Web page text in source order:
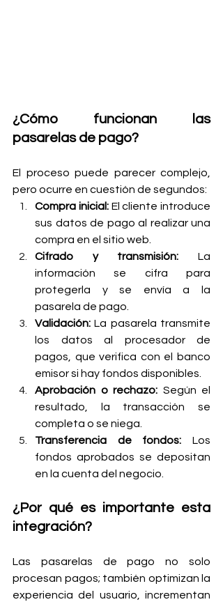
¿Cómo funcionan las
pasarelas de pago?
El proceso puede parecer complejo,
pero ocurre en cuestión de segundos:
Compra inicial: El cliente introduce
sus datos de pago al realizar una
compra en el sitio web.
Cifrado y transmisión: La
información se cifra para
protegerla y se envía a la
pasarela de pago.
Validación: La pasarela transmite
los datos al procesador de
pagos, que verifica con el banco
emisor si hay fondos disponibles.
Aprobación o rechazo: Según el
resultado, la transacción se
completa o se niega.
Transferencia de fondos: Los
fondos aprobados se depositan
en la cuenta del negocio.
¿Por qué es importante esta
integración?
Las pasarelas de pago no solo
procesan pagos; también optimizan la
experiencia del usuario, incrementan